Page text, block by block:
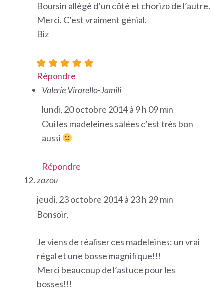
Boursin allégé d’un côté et chorizo de l’autre.
Merci. C’est vraiment génial.
Biz
Répondre
Valérie Virorello-Jamili
lundi, 20 octobre 2014 à 9 h 09 min
Oui les madeleines salées c’est très bon
aussi
Répondre
zazou
jeudi, 23 octobre 2014 à 23 h 29 min
Bonsoir,
Je viens de réaliser ces madeleines: un vrai
régal et une bosse magnifique!!!
Merci beaucoup de l’astuce pour les
bosses!!!